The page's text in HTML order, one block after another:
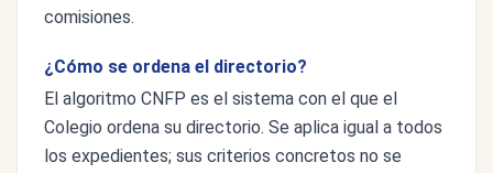
comisiones.
¿Cómo se ordena el directorio?
El algoritmo CNFP es el sistema con el que el
Colegio ordena su directorio. Se aplica igual a todos
los expedientes; sus criterios concretos no se